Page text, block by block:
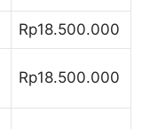
Rp18.500.000
Rp18.500.000